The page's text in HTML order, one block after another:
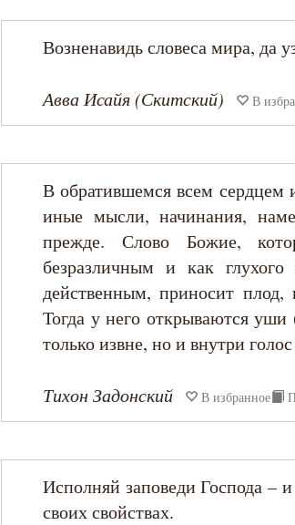
Силуан Афонский
Симеон Новый Богослов
Тихон Задонский
Феогност
Феодор Студит
Феодорит Кирский
Филарет Московский (Дроздов)
Возненавидь словеса мира, да
Авва Исайя (Скитский) В
В обратившемся всем сердцем
иные мысли, начинания,
прежде. Слово Божие,
безразличным и как глухого
действенным, приносит плод,
Тогда у него открываются
только извне, но и внутри
Тихон Задонский В избранное
Исполняй заповеди Господа –
своих свойствах.